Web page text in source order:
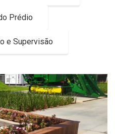
Prédio
e Supervisão